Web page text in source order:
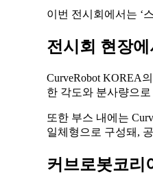
이번 전시회에서는 ‘
전시회 현장
CurveRobot KOREA
한 각도와 분사량으
또한 부스 내에는
일체형으로 구성돼,
커브로봇코리